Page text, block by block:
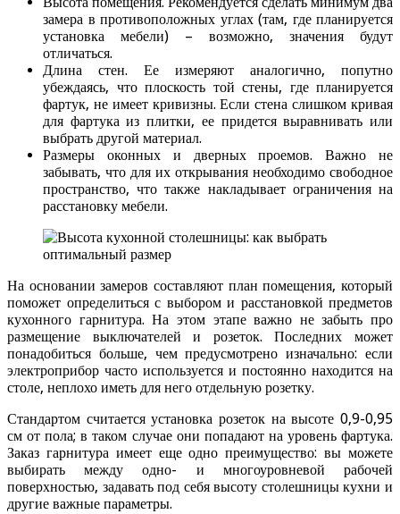
замера в противоположных углах (там, где планируется
установка мебели) – возможно, значения будут
отличаться.
Длина стен. Ее измеряют аналогично, попутно
убеждаясь, что плоскость той стены, где планируется
фартук, не имеет кривизны. Если стена слишком кривая
для фартука из плитки, ее придется выравнивать или
выбрать другой материал.
Размеры оконных и дверных проемов. Важно не
забывать, что для их открывания необходимо свободное
пространство, что также накладывает ограничения на
расстановку мебели.
На основании замеров составляют план помещения, который
поможет определиться с выбором и расстановкой предметов
кухонного гарнитура. На этом этапе важно не забыть про
размещение выключателей и розеток. Последних может
понадобиться больше, чем предусмотрено изначально: если
электроприбор часто используется и постоянно находится на
столе, неплохо иметь для него отдельную розетку.
Стандартом считается установка розеток на высоте 0,9-0,95
см от пола; в таком случае они попадают на уровень фартука.
Заказ гарнитура имеет еще одно преимущество: вы можете
выбирать между одно- и многоуровневой рабочей
поверхностью, задавать под себя высоту столешницы кухни и
другие важные параметры.